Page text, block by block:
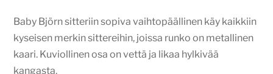
Baby Björn sitteriin sopiva vaihtopäällinen käy kaikkiin
kyseisen merkin sittereihin, joissa runko on metallinen
kaari. Kuviollinen osa on vettä ja likaa hylkivää
kangasta.